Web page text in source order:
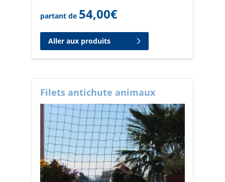
partant de 54,00€
Aller aux produits
Filets antichute animaux